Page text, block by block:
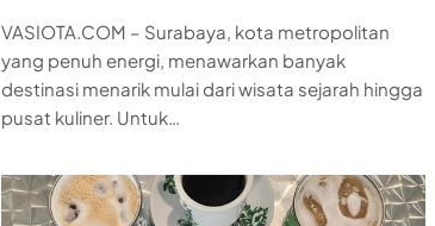
VASIOTA.COM – Surabaya, kota metropolitan
yang penuh energi, menawarkan banyak
destinasi menarik mulai dari wisata sejarah hingga
pusat kuliner. Untuk…